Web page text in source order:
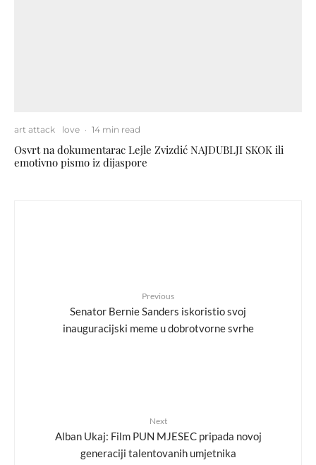
art attack love · 14 min read
Osvrt na dokumentarac Lejle Zvizdić NAJDUBLJI SKOK ili
emotivno pismo iz dijaspore
Previous
Senator Bernie Sanders iskoristio svoj
inauguracijski meme u dobrotvorne svrhe
Next
Alban Ukaj: Film PUN MJESEC pripada novoj
generaciji talentovanih umjetnika